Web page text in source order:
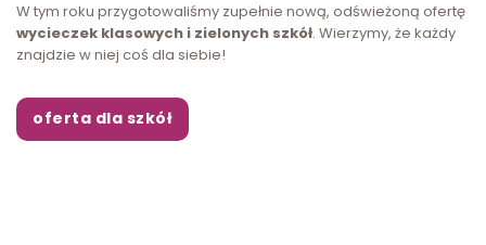
W tym roku przygotowaliśmy zupełnie nową, odświeżoną ofertę
wycieczek klasowych i zielonych szkół. Wierzymy, że każdy
znajdzie w niej coś dla siebie!
oferta dla szkół